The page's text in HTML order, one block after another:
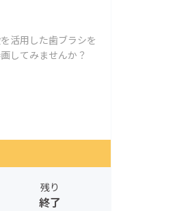
活用した歯ブラシを
してみませんか？
残り
終了